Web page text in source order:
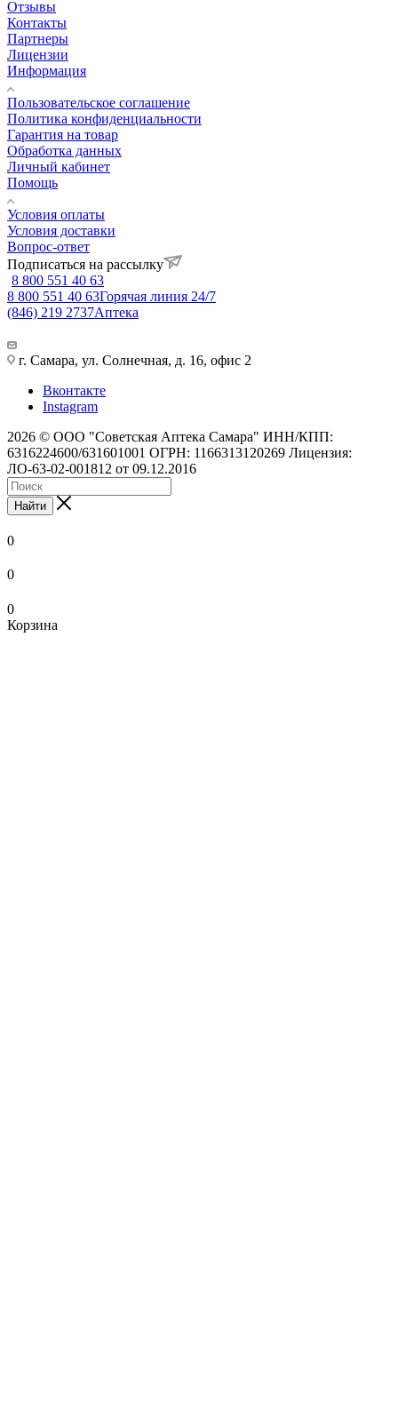
Отзывы
Контакты
Партнеры
Лицензии
Информация
Пользовательское соглашение
Политика конфиденциальности
Гарантия на товар
Обработка данных
Личный кабинет
Помощь
Условия оплаты
Условия доставки
Вопрос-ответ
Подписаться на рассылку
8 800 551 40 63
8 800 551 40 63Горячая линия 24/7
(846) 219 2737Аптека
г. Самара, ул. Солнечная, д. 16, офис 2
Вконтакте
Instagram
2026 © ООО "Советская Аптека Самара" ИНН/КПП:
6316224600/631601001 ОГРН: 1166313120269 Лицензия:
ЛО-63-02-001812 от 09.12.2016
Найти
0
0
0
Корзина